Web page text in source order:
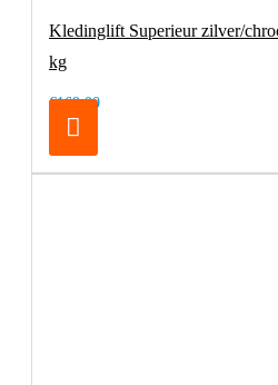
Kledinglift Superieur zilver/
kg
€169,00